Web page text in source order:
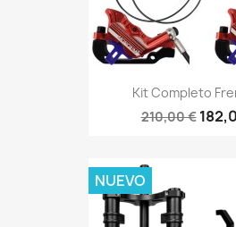
Kit Completo
210,00 €
NUEVO